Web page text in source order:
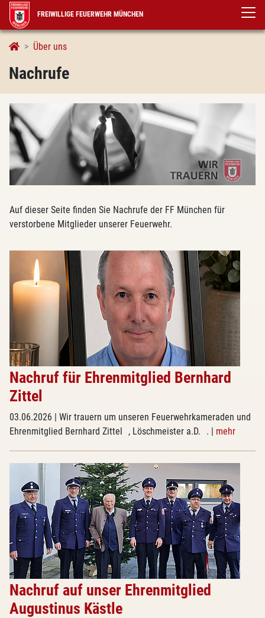
FREIWILLIGE FEUERWEHR MÜNCHEN
Über uns
Nachrufe
Nachrufe
Auf dieser Seite finden Sie Nachrufe der FF München für
verstorbene Mitglieder unserer Feuerwehr.
Nachruf für Ehrenmitglied Bernhard
Zittel
03.06.2026 | Wir trauern um unseren Feuerwehrkameraden und
Ehrenmitglied Bernhard Zittel , Löschmeister a.D. . | mehr
Nachruf auf unser Ehrenmitglied
Augustinus Kästle